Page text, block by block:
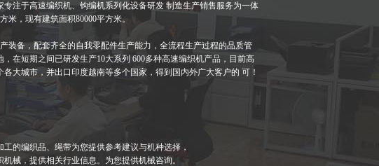
注于高速编织机、钩编机系列化设备研发 制造生产销售服务为一体
米，现有建筑面积80000平方米。
装备，配套齐全的自我零配件生产能力，全流程生产过程的品质管
在短期之间已研发生产10大系列 600多种高速编织机产品，目前高
大城市，并出口印度越南等多个国家，得到国内外广大客户的 可！
的编织品、绳带为您提供参考建议与机种选择，
械，提供相关行业信息。为您提供机械咨询。